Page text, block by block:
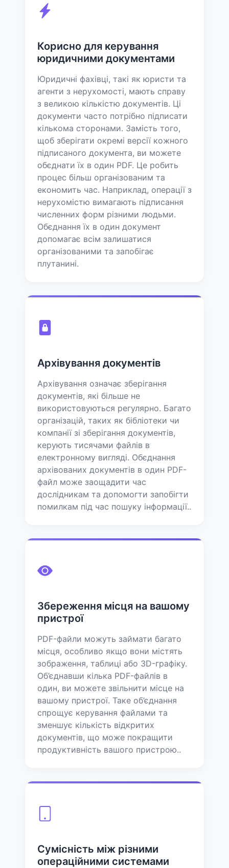
Корисно для керування
юридичними документами
Юридичні фахівці, такі як юристи та
агенти з нерухомості, мають справу
з великою кількістю документів. Ці
документи часто потрібно підписати
кількома сторонами. Замість того,
щоб зберігати окремі версії кожного
підписаного документа, ви можете
обєднати їх в один PDF. Це робить
процес більш організованим та
економить час. Наприклад, операції з
нерухомістю вимагають підписання
численних форм різними людьми.
Обєднання їх в один документ
допомагає всім залишатися
організованими та запобігає
плутанині.
Архівування документів
Архівування означає зберігання
документів, які більше не
використовуються регулярно. Багато
організацій, таких як бібліотеки чи
компанії зі зберігання документів,
керують тисячами файлів в
електронному вигляді. Обєднання
архівованих документів в один PDF-
файл може заощадити час
дослідникам та допомогти запобігти
помилкам під час пошуку інформації..
Збереження місця на вашому
пристрої
PDF-файли можуть займати багато
місця, особливо якщо вони містять
зображення, таблиці або 3D-графіку.
Об’єднавши кілька PDF-файлів в
один, ви можете звільнити місце на
вашому пристрої. Таке об’єднання
спрощує керування файлами та
зменшує кількість відкритих
документів, що може покращити
продуктивність вашого пристрою..
Сумісність між різними
операційними системами